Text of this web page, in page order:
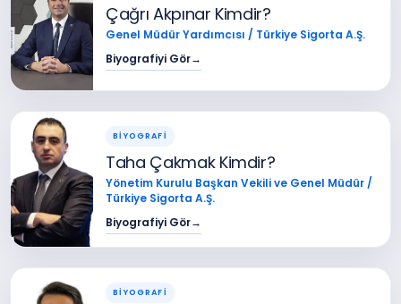
Çağrı Akpınar Kimdir?
Genel Müdür Yardımcısı / Türkiye Sigorta A.Ş.
Biyografiyi Gör→
BİYOGRAFİ
Taha Çakmak Kimdir?
Yönetim Kurulu Başkan Vekili ve Genel Müdür /
Türkiye Sigorta A.Ş.
Biyografiyi Gör→
BİYOGRAFİ